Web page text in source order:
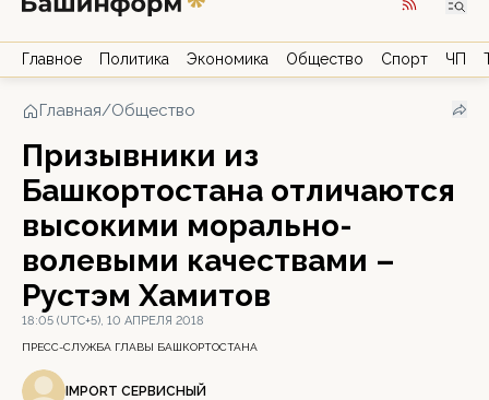
Главное Политика Экономика Общество Спорт ЧП
Главная/Общество
Призывники из
Башкортостана отличаются
высокими морально-
волевыми качествами –
Рустэм Хамитов
18:05 (UTC+5), 10 АПРЕЛЯ 2018
ПРЕСС-СЛУЖБА ГЛАВЫ БАШКОРТОСТАНА
IMPORT СЕРВИСНЫЙ